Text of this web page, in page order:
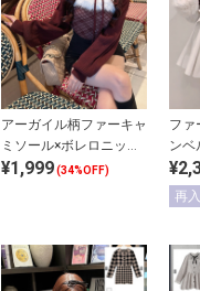
アーガイル柄ファーキャ
ミソール×ボレロニット
アンサンブル
¥1,999(34%OFF)
ファ
ンベ
ト
再